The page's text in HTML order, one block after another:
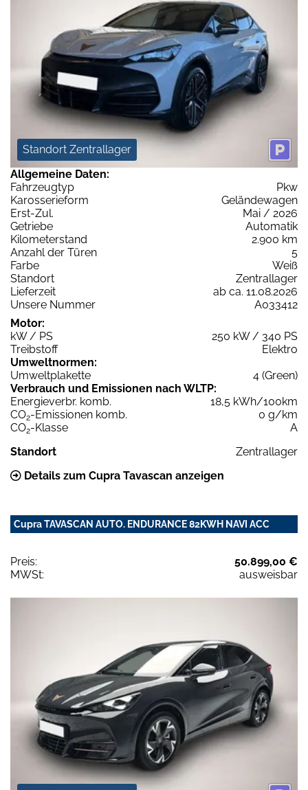
Standort Zentrallager
Allgemeine Daten:
Fahrzeugtyp
Pkw
Karosserieform
Geländewagen
Erst-Zul.
Mai / 2026
Getriebe
Automatik
Kilometerstand
2.900 km
Anzahl der Türen
5
Farbe
Weiß
Standort
Zentrallager
Lieferzeit
ab ca. 11.08.2026
Unsere Nummer
A033412
Motor:
kW / PS
250 kW / 340 PS
Treibstoff
Elektro
Umweltnormen:
Umweltplakette
4 (Green)
Verbrauch und Emissionen nach WLTP:
Energieverbr. komb.
18,5 kWh/100km
CO2-Emissionen komb.
0 g/km
CO2-Klasse
A
Standort
Zentrallager
Details zum Cupra Tavascan anzeigen
Cupra TAVASCAN AUTO. ENDURANCE 82KWH NAVI ACC
Preis:
50.899,00 €
MWSt:
ausweisbar